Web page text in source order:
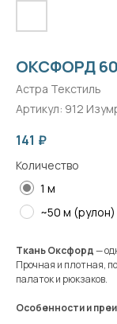
ОКСФОРД
Астра Текстиль
Артикул: 912
141 ₽
Количество
1 м
~50 м (рулон)
Ткань Оксфорд—
Прочная и плотная,
палаток и рюкзаков.
Особенности и